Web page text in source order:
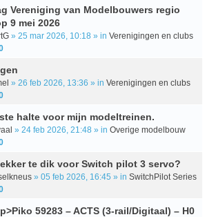
Vereniging van Modelbouwers regio
9 mei 2026
» 25 mar 2026, 10:18 » in Verenigingen en clubs
» 26 feb 2026, 13:36 » in Verenigingen en clubs
halte voor mijn modeltreinen.
» 24 feb 2026, 21:48 » in Overige modelbouw
te dik voor Switch pilot 3 servo?
» 05 feb 2026, 16:45 » in SwitchPilot Series
59283 – ACTS (3-rail/Digitaal) – H0